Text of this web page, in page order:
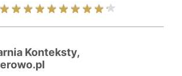
Konteksty,